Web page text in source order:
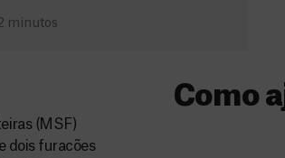
minutos
(MSF)
dois furacões
Como